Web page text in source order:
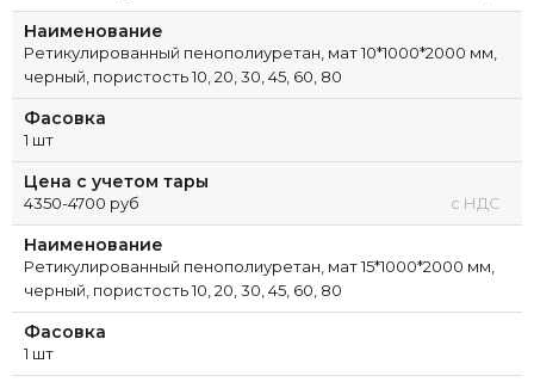
Наименование
Ретикулированный пенополиуретан, мат 10*1000*2000 мм,
черный, пористость 10, 20, 30, 45, 60, 80
Фасовка
1 шт
Цена с учетом тары
4350-4700 руб с НДС
Наименование
Ретикулированный пенополиуретан, мат 15*1000*2000 мм,
черный, пористость 10, 20, 30, 45, 60, 80
Фасовка
1 шт